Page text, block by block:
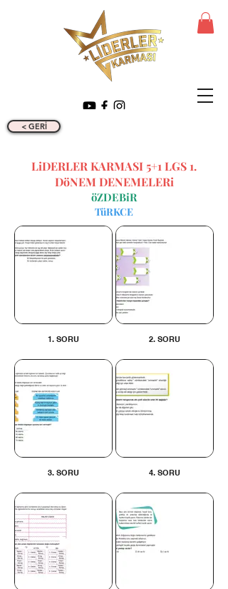
< GERİ
LiDERLER KARMASI 5+1 LGS 1.
DöNEM DENEMELERi
öZDEBiR
TüRKCE
1. SORU 2. SORU
3. SORU 4. SORU